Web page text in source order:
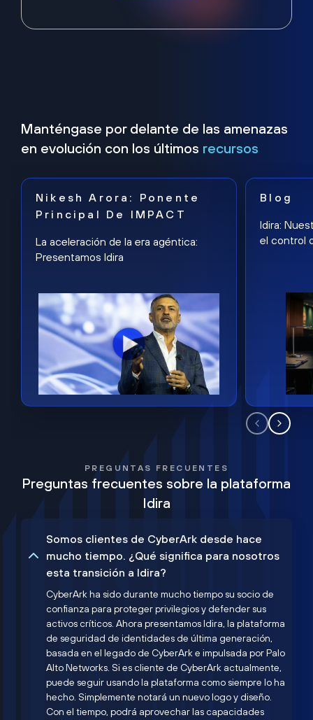
Manténgase por delante de las amenazas
en evolución con los últimos recursos
Nikesh Arora: Ponente
Principal De IMPACT
La aceleración de la era agéntica:
Presentamos Idira
Blog
Idira:
el control
PREGUNTAS FRECUENTES
Preguntas frecuentes sobre la plataforma
Idira
Somos clientes de CyberArk desde hace
mucho tiempo. ¿Qué significa para nosotros
esta transición a Idira?
CyberArk ha sido durante mucho tiempo su socio de
confianza para proteger privilegios y defender sus
activos críticos. Ahora presentamos Idira, la plataforma
de seguridad de identidades de última generación,
basada en el legado de CyberArk e impulsada por Palo
Alto Networks. Si es cliente de CyberArk actualmente,
puede seguir usando la plataforma como siempre lo ha
hecho. Simplemente notará un nuevo logo y diseño.
Con el tiempo, podrá aprovechar las capacidades